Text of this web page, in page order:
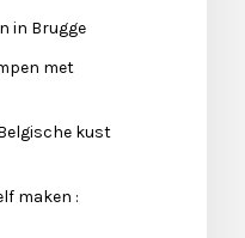
in Brugge
met
kust
maken :